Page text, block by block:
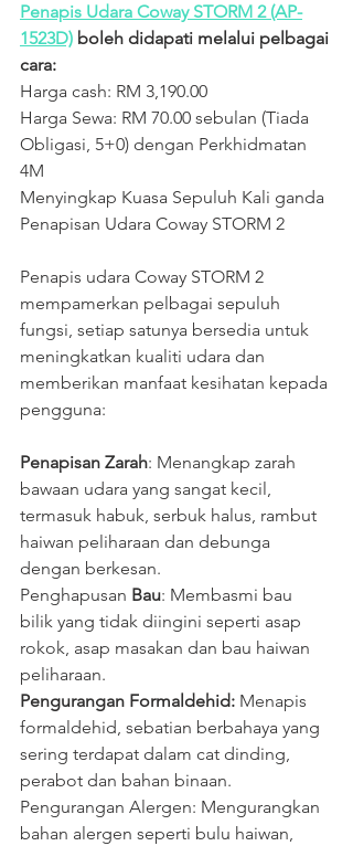
Penapis Udara Coway STORM 2 (AP-
1523D) boleh didapati melalui pelbagai
cara:
Harga cash: RM 3,190.00
Harga Sewa: RM 70.00 sebulan (Tiada
Obligasi, 5+0) dengan Perkhidmatan
4M
Menyingkap Kuasa Sepuluh Kali ganda
Penapisan Udara Coway STORM 2
Penapis udara Coway STORM 2
mempamerkan pelbagai sepuluh
fungsi, setiap satunya bersedia untuk
meningkatkan kualiti udara dan
memberikan manfaat kesihatan kepada
pengguna:
Penapisan Zarah: Menangkap zarah
bawaan udara yang sangat kecil,
termasuk habuk, serbuk halus, rambut
haiwan peliharaan dan debunga
dengan berkesan.
Penghapusan Bau: Membasmi bau
bilik yang tidak diingini seperti asap
rokok, asap masakan dan bau haiwan
peliharaan.
Pengurangan Formaldehid: Menapis
formaldehid, sebatian berbahaya yang
sering terdapat dalam cat dinding,
perabot dan bahan binaan.
Pengurangan Alergen: Mengurangkan
bahan alergen seperti bulu haiwan,